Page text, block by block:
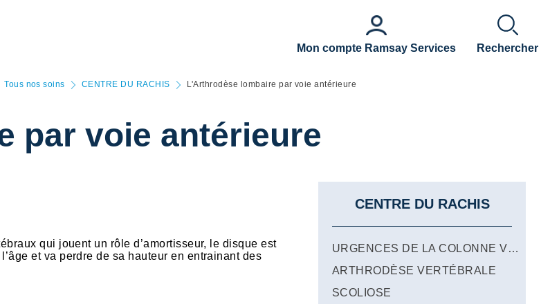
Mon compte Ramsay Services Rechercher
Tous nos soins CENTRE DU RACHIS L'Arthrodèse lombaire par voie antérieure
par voie antérieure
qui jouent un rôle d’amortisseur, le disque est
et va perdre de sa hauteur en entrainant des
CENTRE DU RACHIS
URGENCES DE LA COLONNE VERTÉBRALE
ARTHRODÈSE VERTÉBRALE
SCOLIOSE